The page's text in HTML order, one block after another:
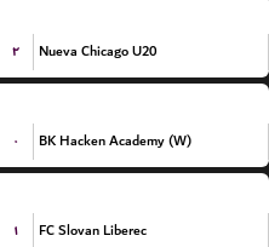
۲ Nueva Chicago U20
۰ BK Hacken Academy (W)
۱ FC Slovan Liberec